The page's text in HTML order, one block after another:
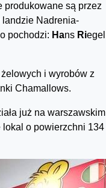
produkowane są przez
landzie Nadrenia-
pochodzi: Hans Riegel
i wyrobów z
Chamallows.
już na warszawskim
o powierzchni 134